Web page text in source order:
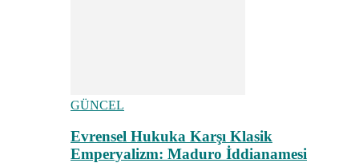
GÜNCEL
Evrensel Hukuka Karşı Klasik
Emperyalizm: Maduro İddianamesi